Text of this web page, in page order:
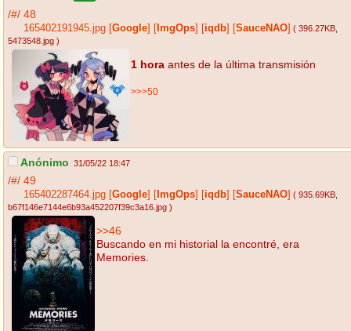
/#/ 48
165402191945.jpg Google ImgOps iqdb SauceNAO ( 396.27KB
5473548.jpg )
1 hora antes de la última transmisión
>>>50
Anónimo 31/05/22 18:47
/#/ 49
165402287464.jpg Google ImgOps iqdb SauceNAO ( 935.69KB
b67f146e7144e6b93a452207f39c3a16.jpg )
>>46
Buscando en mi historial la encontré, era
Memories.